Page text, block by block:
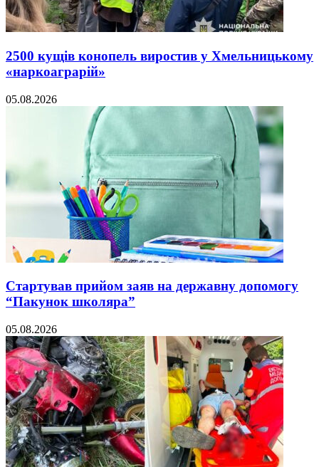
2500 кущів конопель виростив у Хмельницькому
«наркоаграрій»
05.08.2026
Стартував прийом заяв на державну допомогу
“Пакунок школяра”
05.08.2026